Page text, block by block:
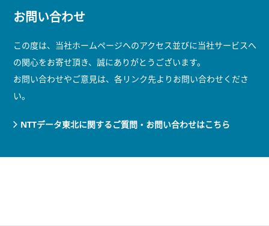
お問い合わせ
この度は、当社ホームページへのアクセス並びに当社サービスへ
の関心をお寄せ頂き、誠にありがとうございます。
お問い合わせやご意見は、各リンク先よりお問い合わせくださ
い。
NTTデータ東北に関するご質問・お問い合わせはこちら